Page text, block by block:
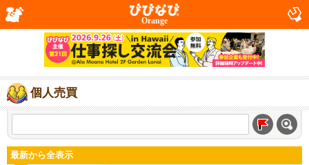
Orange
個人売買
最新から全表示